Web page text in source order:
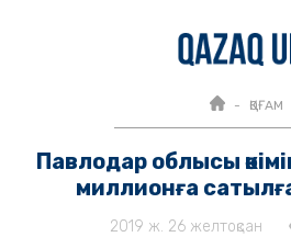
ҚОҒАМ
Павлодар облысы
миллионға
2019 ж. 26 желтоқсан